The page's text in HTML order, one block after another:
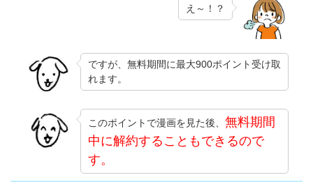
え～！？
ですが、無料期間に最大900ポイント受け取
れます。
このポイントで漫画を見た後、 無料期間
中に解約することもできるので
す。